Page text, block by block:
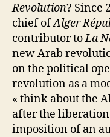
Revolution? Since
chief ofAlger
contributor toLa
new Arab
on the political
revolution as a
« think about the
after the
imposition of an